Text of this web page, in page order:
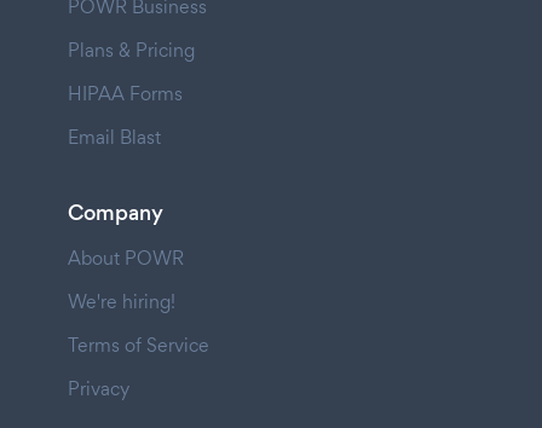
POWR Business
Plans & Pricing
HIPAA Forms
Email Blast
Company
About POWR
We're hiring!
Terms of Service
Privacy